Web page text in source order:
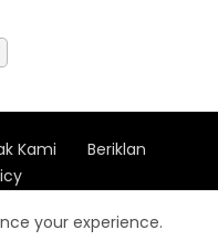
Kami
Beriklan
your experience.